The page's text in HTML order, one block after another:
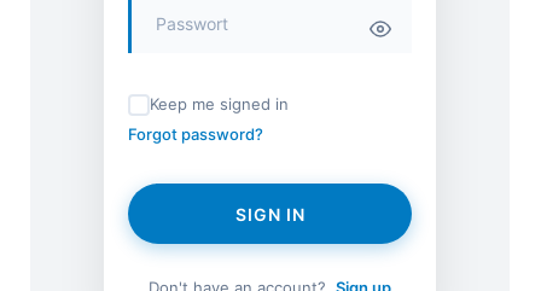
Keep me signed in
Forgot password?
SIGN IN